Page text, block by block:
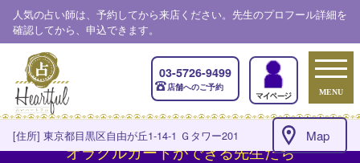
人気の占い師は、予約してから来店ください。先生のプロフール詳細を
確認してから、申込できます。
MENU
[住所] 東京都目黒区自由が丘1-14-1 Ｇタワー201 Map
03-5726-9499
店舗へのご予約
オラクルカードができる先生たち